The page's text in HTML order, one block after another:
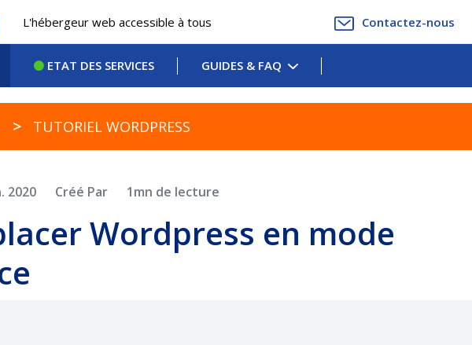
L'hébergeur web accessible à tous Contactez-nous
ETAT DES SERVICES GUIDES & FAQ
TUTORIEL WORDPRESS
2020 Créé Par 1mn de lecture
Wordpress en mode